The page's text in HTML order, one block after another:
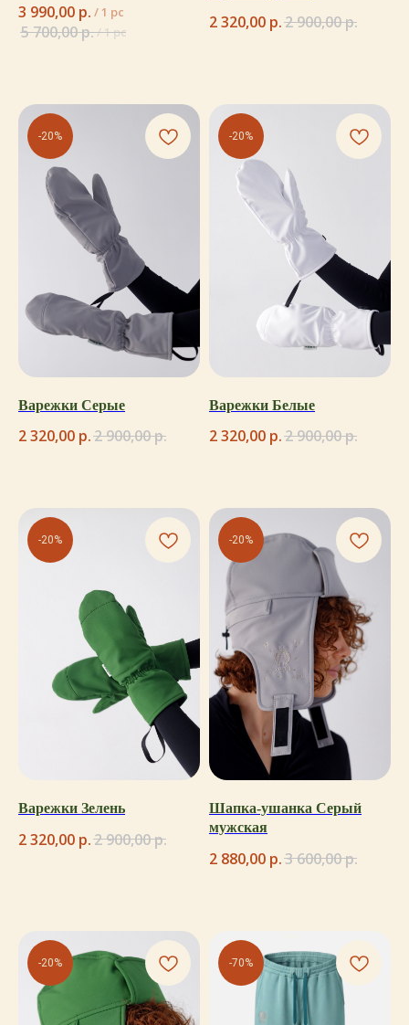
3 990,00 р. / 1 pc
5 700,00р./1 pc
2 320,00 р.2 900,00р.
-20%
Варежки Серые
2 320,00 р.2 900,00р.
-20%
Варежки Белые
2 320,00 р.2 900,00р.
-20%
Варежки Зелень
2 320,00 р.2 900,00р.
-20%
Шапка-ушанка Серый
мужская
2 880,00 р.3 600,00р.
-20% -70%